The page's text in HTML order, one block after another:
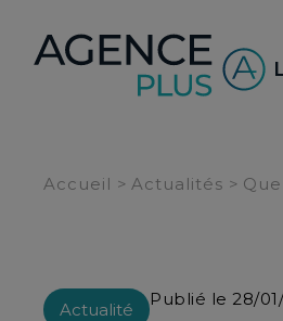
Accueil > Actualités >
Actualité
Publié le 28/